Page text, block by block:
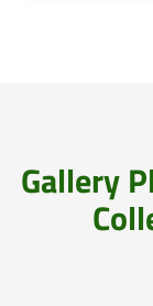
Gallery